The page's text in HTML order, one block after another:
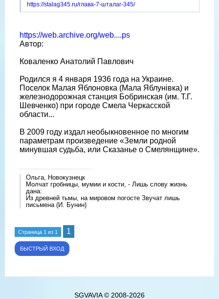
https://stalag345.ru/глава-7-шталаг-345/
https://web.archive.org/web....ps
Автор:
Коваленко Анатолий Павлович
Родился я 4 января 1936 года на Украине.
Поселок Малая Яблоновка (Мала Яблунівка) и
железнодорожная станция Бобринская (им. Т.Г.
Шевченко) при городе Смела Черкасской
области...
В 2009 году издал необыкновенное по многим
параметрам произведение «Земли родной
минувшая судьба, или Сказанье о Смелянщине».
Ольга, Новокузнецк
Молчат гробницы, мумии и кости, - Лишь слову жизнь
дана:
Из древней тьмы, на мировом погосте Звучат лишь
письмена (И. Бунин)
Страница 1 из 1 1
SGVAVIA © 2008-2026